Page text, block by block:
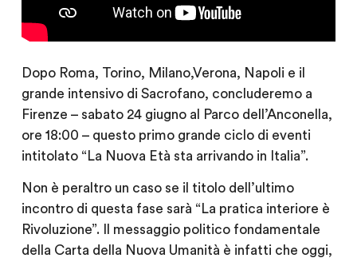
Dopo Roma, Torino, Milano,Verona, Napoli e il
grande intensivo di Sacrofano, concluderemo a
Firenze – sabato 24 giugno al Parco dell’Anconella,
ore 18:00 – questo primo grande ciclo di eventi
intitolato “La Nuova Età sta arrivando in Italia”.
Non è peraltro un caso se il titolo dell’ultimo
incontro di questa fase sarà “La pratica interiore è
Rivoluzione”. Il messaggio politico fondamentale
della Carta della Nuova Umanità è infatti che oggi,